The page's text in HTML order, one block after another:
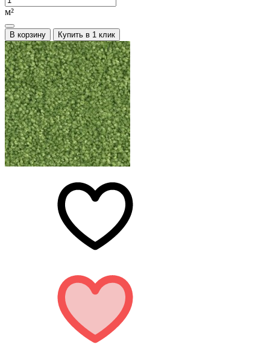
м²
В корзину Купить в 1 клик